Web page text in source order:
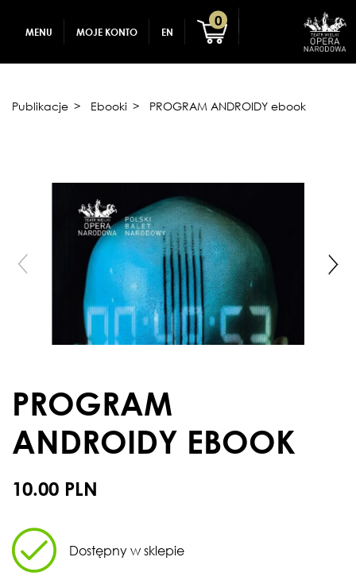
MENU MOJE KONTO EN
0
DLA DZIECI
ZALOGUJ
Publikacje Ebooki PROGRAM ANDROIDY ebook
PROGRAM
ANDROIDY EBOOK
10.00 PLN
Dostępny w sklepie